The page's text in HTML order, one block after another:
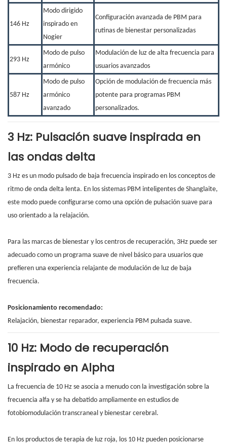
146 Hz
Modo dirigido
inspirado en
Nogier
Configuración avanzada de PBM para
rutinas de bienestar personalizadas
293 Hz
Modo de pulso
armónico
Modulación de luz de alta frecuencia para
usuarios avanzados
587 Hz
Modo de pulso
armónico
avanzado
Opción de modulación de frecuencia más
potente para programas PBM
personalizados.
3 Hz: Pulsación suave inspirada en
las ondas delta
3 Hz es un modo pulsado de baja frecuencia inspirado en los conceptos de
ritmo de onda delta lenta. En los sistemas PBM inteligentes de Shanglaite,
este modo puede configurarse como una opción de pulsación suave para
uso orientado a la relajación.
Para las marcas de bienestar y los centros de recuperación, 3Hz puede ser
adecuado como un programa suave de nivel básico para usuarios que
prefieren una experiencia relajante de modulación de luz de baja
frecuencia.
Posicionamiento recomendado:
Relajación, bienestar reparador, experiencia PBM pulsada suave.
10 Hz: Modo de recuperación
inspirado en Alpha
La frecuencia de 10 Hz se asocia a menudo con la investigación sobre la
frecuencia alfa y se ha debatido ampliamente en estudios de
fotobiomodulación transcraneal y bienestar cerebral.
En los productos de terapia de luz roja, los 10 Hz pueden posicionarse